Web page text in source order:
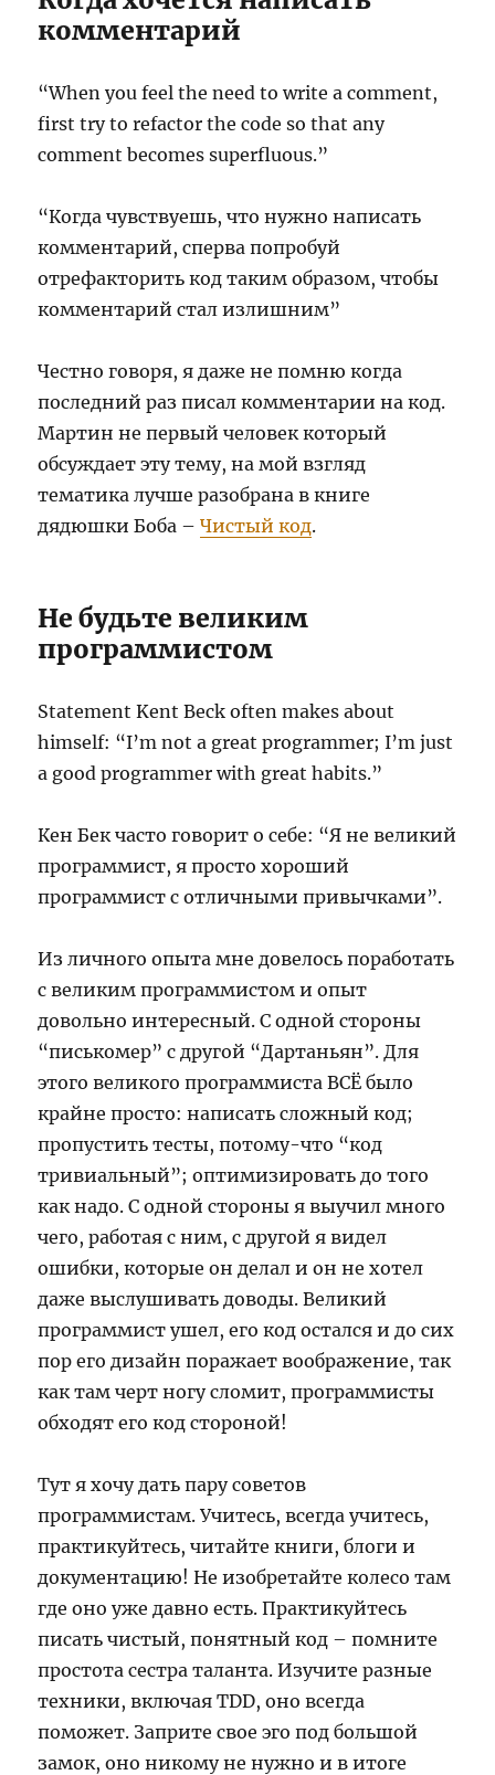
комментарий
“When you feel the need to write a comment,
first try to refactor the code so that any
comment becomes superfluous.”
“Когда чувствуешь, что нужно написать
комментарий, сперва попробуй
отрефакторить код таким образом, чтобы
комментарий стал излишним”
Честно говоря, я даже не помню когда
последний раз писал комментарии на код.
Мартин не первый человек который
обсуждает эту тему, на мой взгляд
тематика лучше разобрана в книге
дядюшки Боба –Чистый код.
Не будьте великим
программистом
Statement Kent Beck often makes about
himself: “I’m not a great programmer; I’m just
a good programmer with great habits.”
Кен Бек часто говорит о себе: “Я не великий
программист, я просто хороший
программист с отличными привычками”.
Из личного опыта мне довелось поработать
с великим программистом и опыт
довольно интересный. С одной стороны
“писькомер” с другой “Дартаньян”. Для
этого великого программиста ВСЁ было
крайне просто: написать сложный код;
пропустить тесты, потому-что “код
тривиальный”; оптимизировать до того
как надо. С одной стороны я выучил много
чего, работая с ним, с другой я видел
ошибки, которые он делал и он не хотел
даже выслушивать доводы. Великий
программист ушел, его код остался и до сих
пор его дизайн поражает воображение, так
как там черт ногу сломит, программисты
обходят его код стороной!
Тут я хочу дать пару советов
программистам. Учитесь, всегда учитесь,
практикуйтесь, читайте книги, блоги и
документацию! Не изобретайте колесо там
где оно уже давно есть. Практикуйтесь
писать чистый, понятный код – помните
простота сестра таланта. Изучите разные
техники, включая TDD, оно всегда
поможет. Заприте свое эго под большой
замок, оно никому не нужно и в итоге